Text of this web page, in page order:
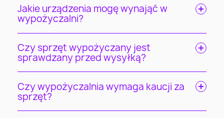
Jakie urządzenia mogę wynająć w
wypożyczalni?
Czy sprzęt wypożyczany jest
sprawdzany przed wysyłką?
Czy wypożyczalnia wymaga kaucji za
sprzęt?